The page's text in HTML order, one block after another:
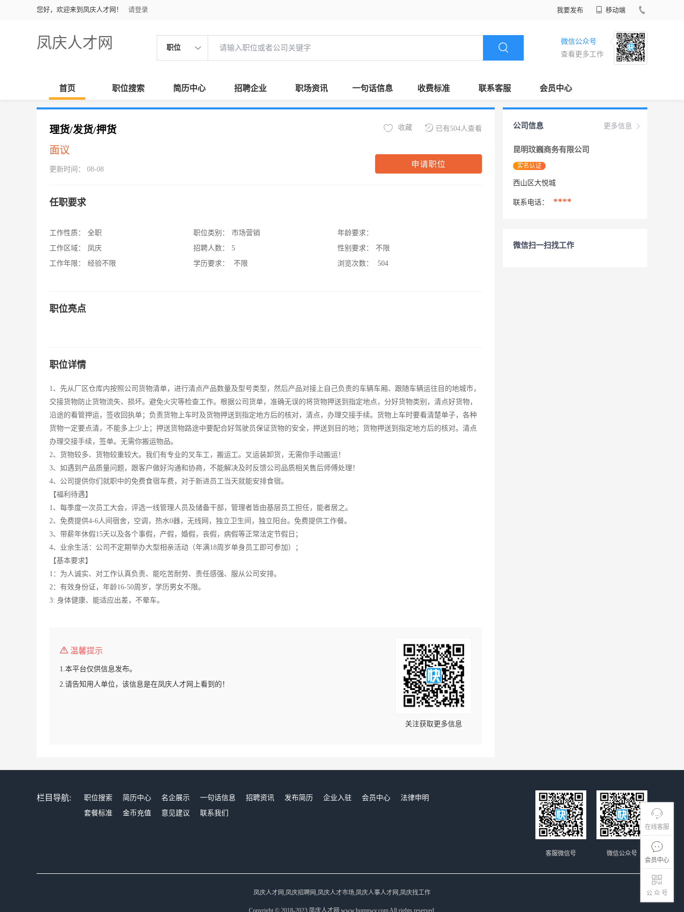
您好，欢迎来到凤庆人才网！ 请登录 我要发布 移动端
凤庆人才网 职位
微信公众号
查看更多工作
首页 职位搜索 简历中心 招聘企业 职场资讯 一句话信息 收费标准 联系客服 会员中心
在线客服
会员中心
公 众 号
理货/发货/押货
面议
更新时间： 08-08
已有504人查看
收藏
申请职位
任职要求
工作性质：
全职
工作区域：
凤庆
工作年限：
经验不限
职位类别：
市场营销
招聘人数：
5
学历要求：
不限
年龄要求：
性别要求：
不限
浏览次数：
504
职位亮点
职位详情
1、先从厂区仓库内按照公司货物清单，进行清点产品数量及型号类型，然后产品对接上自己负责的车辆车厢、跟随车辆运往目的地城市，
交接货物防止货物流失、损坏。避免火灾等检查工作。根据公司货单，准确无误的将货物押送到指定地点，分好货物类别，清点好货物，
沿途的看管押运，签收回执单；负责货物上车时及货物押送到指定地方后的核对，清点，办理交接手续。货物上车时要看清楚单子，各种
货物一定要点清，不能多上少上；押送货物路途中要配合好驾驶员保证货物的安全，押送到目的地；货物押送到指定地方后的核对。清点
办理交接手续，签单。无需你搬运物品。
2、货物较多、货物较重较大。我们有专业的叉车工，搬运工。叉运装卸货，无需你手动搬运！
3、如遇到产品质量问题，跟客户做好沟通和协商，不能解决及时反馈公司品质相关售后师傅处理！
4、公司提供你们就职中的免费食宿车费，对于新进员工当天就能安排食宿。
【福利待遇】
1、每季度一次员工大会，评选一线管理人员及储备干部，管理者皆由基层员工担任，能者居之。
2、免费提供4-6人间宿舍，空调，热水0器，无线网，独立卫生间，独立阳台。免费提供工作餐。
3、带薪年休假15天以及各个事假，产假，婚假，丧假，病假等正常法定节假日；
4、业余生活：公司不定期举办大型相亲活动（年满18周岁单身员工即可参加）；
【基本要求】
1：为人诚实、对工作认真负责、能吃苦耐劳、责任感强、服从公司安排。
2：有效身份证，年龄16-50周岁，学历男女不限。
3: 身体健康、能适应出差，不晕车。
温馨提示
1.本平台仅供信息发布。
2.请告知用人单位，该信息是在凤庆人才网上看到的！
关注获取更多信息
更多信息
公司信息
昆明玟巍商务有限公司
实名认证
西山区大悦城
联系电话： ****
微信扫一扫找工作
栏目导航: 职位搜索 简历中心 名企展示 一句话信息 招聘资讯 发布简历 企业入驻 会员中心
法律申明
套餐标准
金币充值 意见建议 联系我们
微信公众号
客服微信号
凤庆人才网,凤庆招聘网,凤庆人才市场,凤庆人事人才网,凤庆找工作
Copyright © 2018-2023 凤庆人才网 www.humnwv.com All rights reserved.